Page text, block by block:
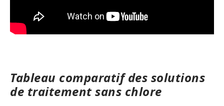
Tableau comparatif des solutions
de traitement sans chlore